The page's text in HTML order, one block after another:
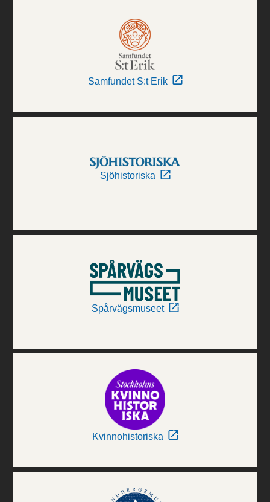
Samfundet S:t Erik
Sjöhistoriska
Spårvägsmuseet
Kvinnohistoriska